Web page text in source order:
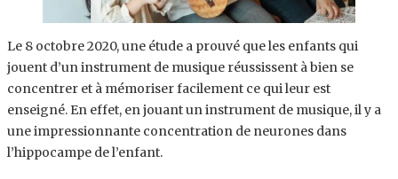
Le 8 octobre 2020, une étude a prouvé que les enfants qui
jouent d’un instrument de musique réussissent à bien se
concentrer et à mémoriser facilement ce qui leur est
enseigné. En effet, en jouant un instrument de musique, il y a
une impressionnante concentration de neurones dans
l’hippocampe de l’enfant.